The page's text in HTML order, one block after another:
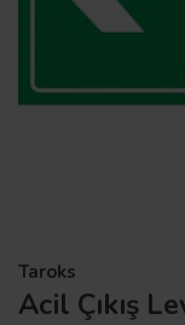
Taroks
Acil Çıkış